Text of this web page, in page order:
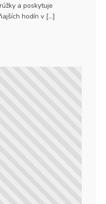
a poskytuje
hodín v […]